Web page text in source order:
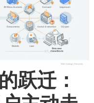
跃迁：